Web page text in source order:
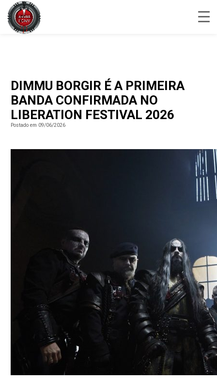
DIMMU BORGIR É A PRIMEIRA
BANDA CONFIRMADA NO
LIBERATION FESTIVAL 2026
Postado em 09/06/2026